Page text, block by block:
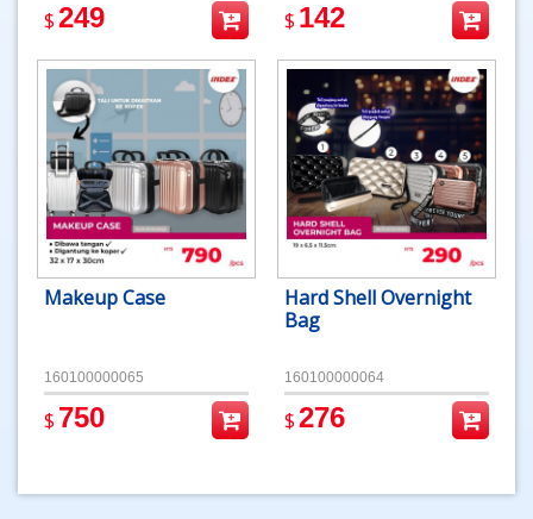
$249 $ 142
Makeup Case
160100000065
$ 750
Hard Shell Overnight
Bag
160100000064
$276